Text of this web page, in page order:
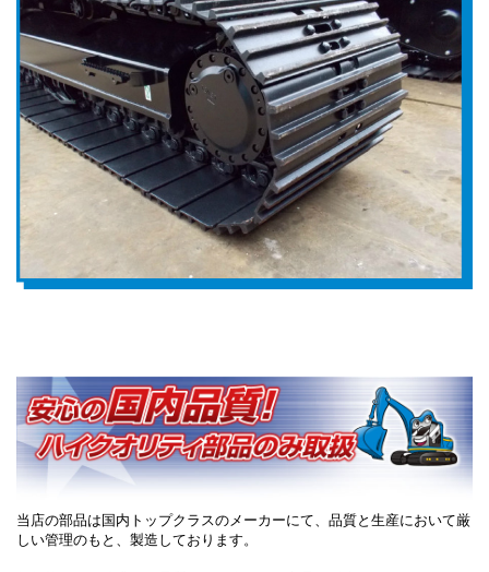
当店の部品は国内トップクラスのメーカーにて、品質と生産において厳
しい管理のもと、製造しております。